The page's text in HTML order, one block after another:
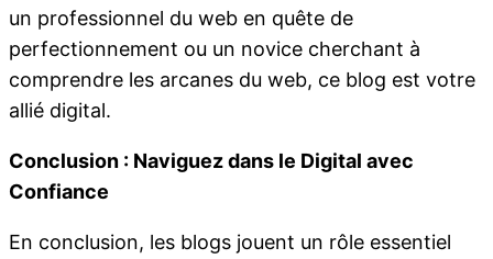
un professionnel du web en quête de
perfectionnement ou un novice cherchant à
comprendre les arcanes du web, ce blog est votre
allié digital.
Conclusion : Naviguez dans le Digital avec
Confiance
En conclusion, les blogs jouent un rôle essentiel